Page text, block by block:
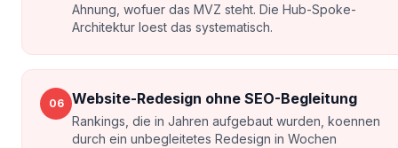
Ahnung, wofuer das MVZ steht. Die Hub-Spoke-
Architektur loest das systematisch.
06 Website-Redesign ohne SEO-Begleitung
Rankings, die in Jahren aufgebaut wurden, koennen
durch ein unbegleitetes Redesign in Wochen